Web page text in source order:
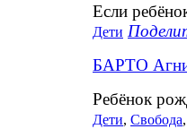
Если
Дети
БАРТО
Ребёнок
Дети, Свобода,